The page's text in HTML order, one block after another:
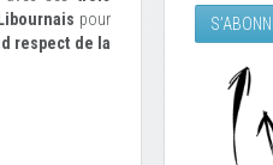
pour
respect de la